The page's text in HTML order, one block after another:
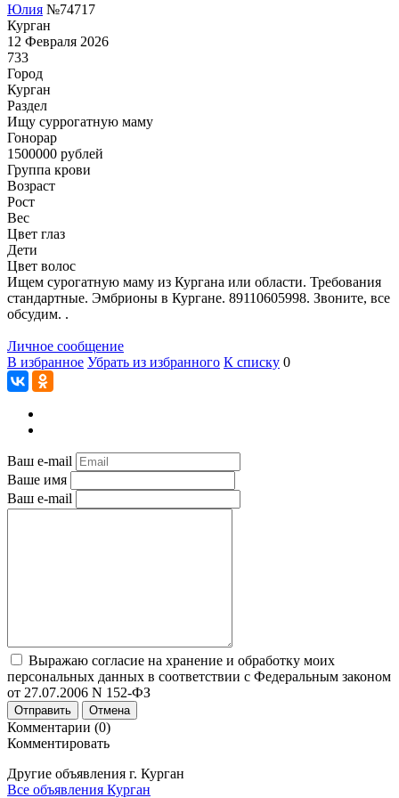
Юлия №74717
Курган
12 Февраля 2026
733
Город
Курган
Раздел
Ищу суррогатную маму
Гонoрар
1500000 рублей
Группа крови
Возраст
Рост
Вес
Цвет глаз
Дети
Цвет волос
Ищем сурогатную маму из Кургана или области. Требования
стандартные. Эмбрионы в Кургане. 89110605998. Звоните, все
обсудим. .
Личное сообщение
В избранное Убрать из избранного К списку 0
Ваш e-mail
Ваше имя
Ваш e-mail
Выражаю согласие на хранение и обработку моих
персональных данных в соответствии с Федеральным законом
от 27.07.2006 N 152-ФЗ
Отправить Отмена
Комментарии (0)
Комментировать
Другие объявления г. Курган
Все объявления Курган